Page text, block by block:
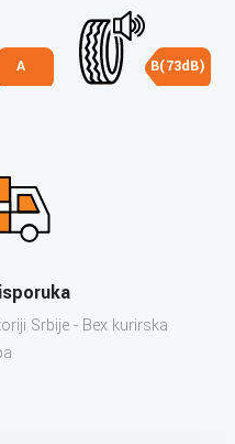
A B(73dB)
Srbije - Bex kurirska